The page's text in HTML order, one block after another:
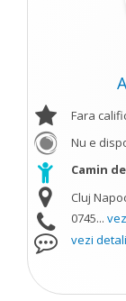
Fara
Nu e
Camin
Cluj
0745...
vezi